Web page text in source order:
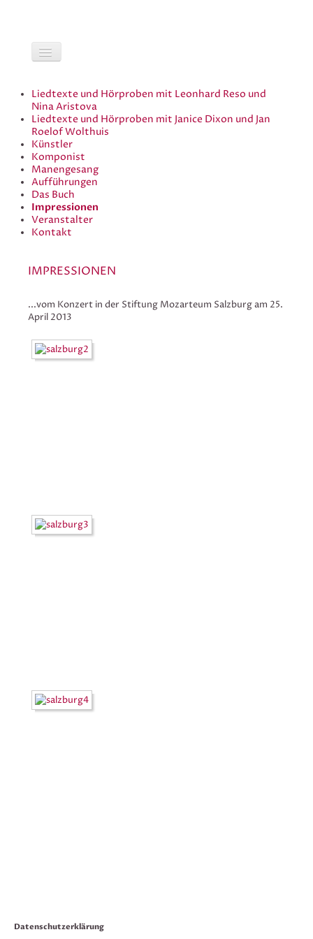
Liedtexte und Hörproben mit Leonhard Reso und
Nina Aristova
Liedtexte und Hörproben mit Janice Dixon und Jan
Roelof Wolthuis
Künstler
Komponist
Manengesang
Aufführungen
Das Buch
Impressionen
Veranstalter
Kontakt
IMPRESSIONEN
...vom Konzert in der Stiftung Mozarteum Salzburg am 25.
April 2013
Datenschutzerklärung